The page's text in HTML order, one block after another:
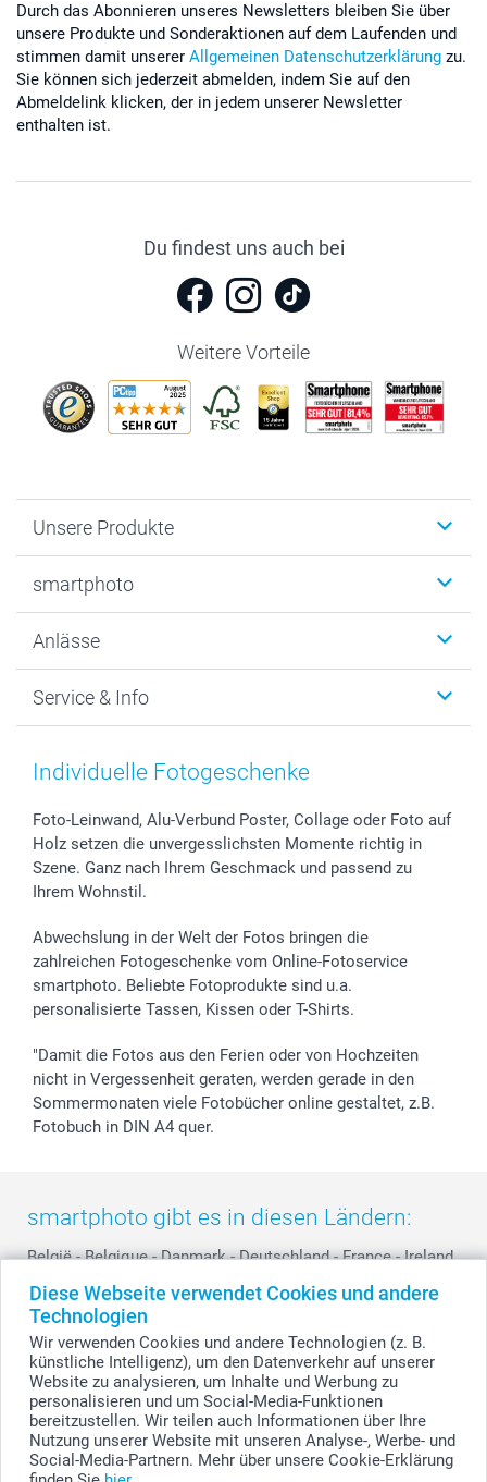
Diese Webseite verwendet Cookies und andere
Technologien
Wir verwenden Cookies und andere Technologien (z. B.
künstliche Intelligenz), um den Datenverkehr auf unserer
Website zu analysieren, um Inhalte und Werbung zu
personalisieren und um Social-Media-Funktionen
bereitzustellen. Wir teilen auch Informationen über Ihre
Nutzung unserer Website mit unseren Analyse-, Werbe- und
Social-Media-Partnern. Mehr über unsere Cookie-Erklärung
Durch das Abonnieren unseres Newsletters bleiben Sie über
unsere Produkte und Sonderaktionen auf dem Laufenden und
stimmen damit unserer Allgemeinen Datenschutzerklärung zu.
Sie können sich jederzeit abmelden, indem Sie auf den
Abmeldelink klicken, der in jedem unserer Newsletter
enthalten ist.
Du findest uns auch bei
Weitere Vorteile
Unsere Produkte
Fotogeschenke
MyNameBook
Fotoabzüge, Fotos als Buch & Poster
Zubehör & Material
Sticker & Etiketten
Geschenk-Gutscheine (PDF)
smartphoto
Warum smartphoto
Datenschutz
AGB
Presse
Partnerprogramme
Investor Relations
Widerrufsrecht
Anlässe
Neujahr
Muttertag
Kommunion & Konfirmation
Hochzeit
Geburtstag
Zu allen Anlässen
Service & Info
Anmelden /Registrieren
Lieferfristen
72h Lieferung
Zahlungsmöglichkeiten
Status der Bestellung
smartfriends
smartgarantie
smartbonus
Individuelle Fotogeschenke
Foto-Leinwand, Alu-Verbund Poster, Collage oder Foto auf
Holz setzen die unvergesslichsten Momente richtig in
Szene. Ganz nach Ihrem Geschmack und passend zu
Ihrem Wohnstil.
Abwechslung in der Welt der Fotos bringen die
zahlreichen Fotogeschenke vom Online-Fotoservice
smartphoto. Beliebte Fotoprodukte sind u.a.
personalisierte Tassen, Kissen oder T-Shirts.
"Damit die Fotos aus den Ferien oder von Hochzeiten
nicht in Vergessenheit geraten, werden gerade in den
Sommermonaten viele Fotobücher online gestaltet, z.B.
Fotobuch in DIN A4 quer.
smartphoto gibt es in diesen Ländern:
België - Belgique - Danmark - Deutschland - France - Ireland
- Nederland - Norge - Österreich - Schweiz Suisse -
Switzerland - Suomi
Other Countries
Alle Preise verstehen sich in EURO (€) inkl. MwSt. und zzgl. Versandkosten.